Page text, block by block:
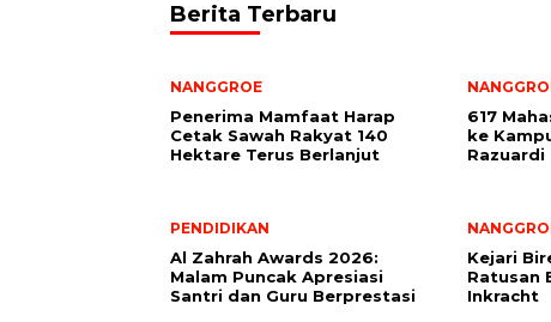
Berita Terbaru
NANGGROE
Penerima Mamfaat Harap
Cetak Sawah Rakyat 140
Hektare Terus Berlanjut
617
ke
Razuardi
PENDIDIKAN
Al Zahrah Awards 2026:
Malam Puncak Apresiasi
Santri dan Guru Berprestasi
Kejari
Ratusan
Inkracht